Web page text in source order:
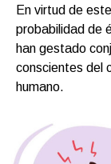
En virtud de
probabilidad de
han gestado
conscientes del
humano.